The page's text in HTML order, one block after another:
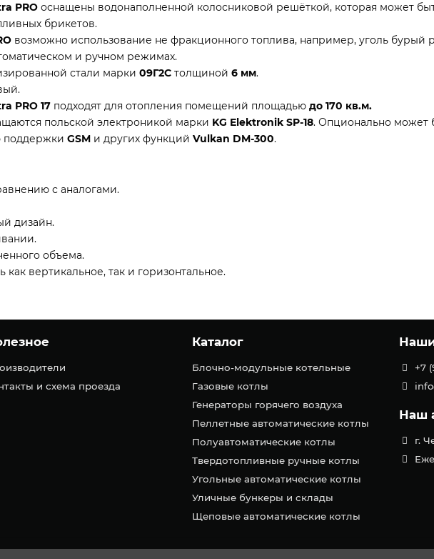
PRO оснащены водонаполненной колосниковой решёткой, которая может
брикетов.
возможно использование не фракционного топлива, например, уголь бурый
и ручном режимах.
стали марки 09Г2С толщиной 6 мм.
PRO 17 подходят для отопления помещений площадью до 170 кв.м.
польской электроникой марки KG Elektronik SP-18. Опционально может
поддержки GSM и других функций Vulkan DM-300.
с аналогами.
дизайн.
объема.
вертикальное, так и горизонтальное.
и схема проезда
Каталог
Блочно-модульные котельные
Газовые котлы
Генераторы горячего воздуха
Пеллетные автоматические котлы
Полуавтоматические котлы
Твердотопливные ручные котлы
Угольные автоматические котлы
Уличные бункеры и склады
Щеповые автоматические котлы
+7
Наш
г.